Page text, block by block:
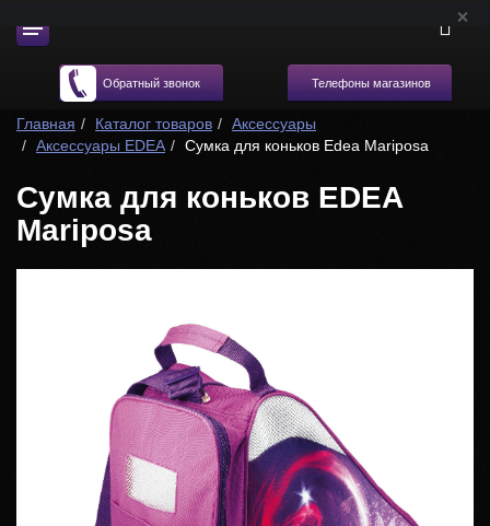
Обратный звонок Телефоны магазинов
Главная Каталог товаров
Аксессуары
Аксессуары EDEA
Cумка для коньков Edea Mariposa
Сумка для коньков EDEA
Mariposa